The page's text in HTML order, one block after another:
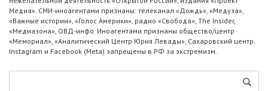
Медиа». СМИ-иноагентами признаны: телеканал «Дождь», «Медуза»,
«Важные истории», «Голос Америки», радио «Свобода», The Insider,
«Медиазона», ОВД-инфо. Иноагентами признаны общество/центр
«Мемориал», «Аналитический Центр Юрия Левады», Сахаровский центр.
Instagram и Facebook (Metа) запрещены в РФ за экстремизм.